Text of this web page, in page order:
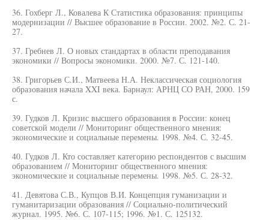
36. Гохберг Л., Ковалева К Статистика образования: принципы
модернизации // Высшее образование в России. 2002. №2. С. 21-
27.
37. Гребнев Л. О новых стандартах в области преподавания
экономики // Вопросы экономики. 2000. №7. С. 121-140.
38. Григорьев С.И., Матвеева Н.А. Неклассическая социология
образования начала XXI века. Барнаул: АРНЦ СО РАН, 2000. 159
с.
39. Гудков Л. Кризис высшего образования в России: конец
советской модели // Мониторинг общественного мнения:
экономические и социальные перемены. 1998. №4. С. 32-45.
40. Гудков Л. Кто составляет категорию респондентов с высшим
образованием // Мониторинг общественного мнения:
экономические и социальные перемены. 1998. №5. С. 28-32.
41. Девятова С.В., Купцов В.И. Концепция гуманизации и
гуманитаризации образования // Социально-политический
журнал. 1995. №6. С. 107-115; 1996. №1. С. 125132.